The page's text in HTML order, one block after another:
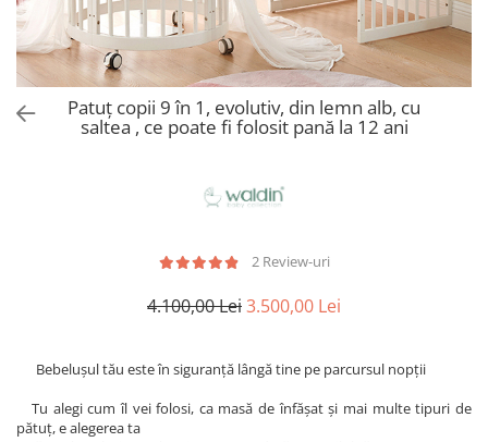
Baldachine
Bumpere si aparatori pat
Carusele si lampi de veghe
Comode
Decoratiuni si alte articole
Fotolii si scaune copii
Leagane si balansoare
Learning tower
Genti plimbare/scutece
Rucsac transport copii
Accesorii scaune auto
Carucioare Reversibile
Huse scaune auto
Jucarii de dentitie
Jucarii Smart
Jucării de plus
Masinute
Cosmetice naturale
Halate si Prosoape
Ingrijire bebelusi
Jucarii de baie
Scutece premium
Patuț copii 9 în 1, evolutiv, din lemn alb, cu
saltea , ce poate fi folosit pană la 12 ani
2 Review-uri
4.100,00 Lei3.500,00 Lei
Bebelușul tău este în siguranță lângă tine pe parcursul nopții
Tu alegi cum îl vei folosi, ca masă de înfășat și mai multe tipuri de
pătuț, e alegerea ta